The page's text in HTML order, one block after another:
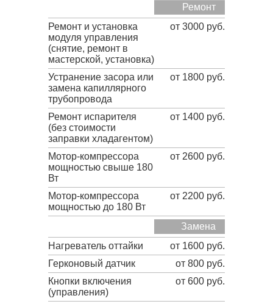
Ремонт
Ремонт и установка
модуля управления
(снятие, ремонт в
мастерской, установка)
от 3000 руб.
Устранение засора или
замена капиллярного
трубопровода
от 1800 руб.
Ремонт испарителя
(без стоимости
заправки хладагентом)
от 1400 руб.
Мотор-компрессора
мощностью свыше 180
Вт
от 2600 руб.
Мотор-компрессора
мощностью до 180 Вт
от 2200 руб.
Замена
Нагреватель оттайки
от 1600 руб.
Герконовый датчик
от 800 руб.
Кнопки включения
(управления)
от 600 руб.